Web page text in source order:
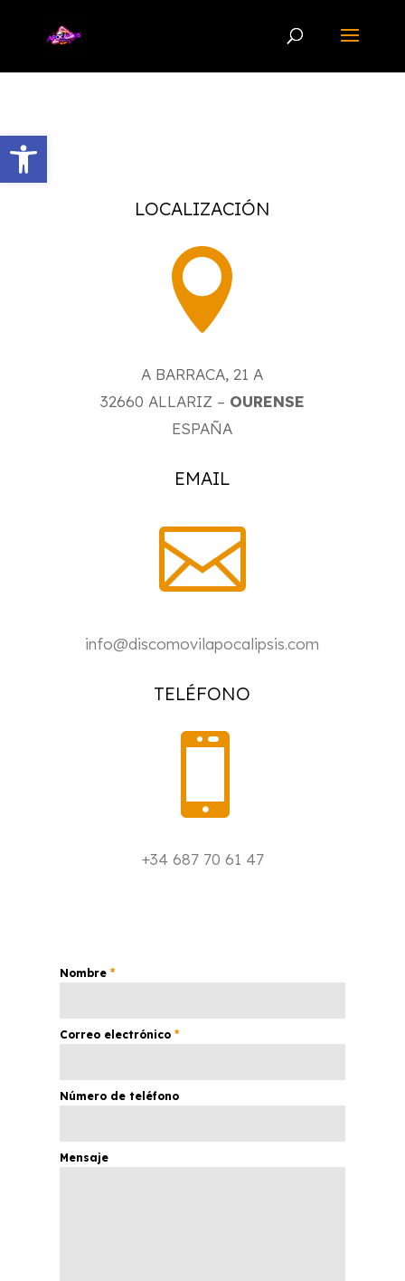
Abrir barra de herramientas
LOCALIZACIÓN

A BARRACA, 21 A
32660 ALLARIZ – OURENSE
ESPAÑA
EMAIL

info@discomovilapocalipsis.com
TELÉFONO

+34 687 70 61 47
Nombre *
Correo electrónico *
Número de teléfono
Mensaje